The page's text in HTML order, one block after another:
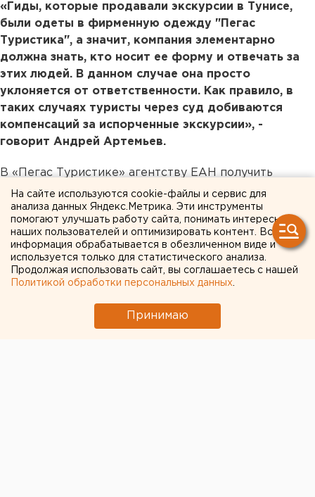
«Гиды, которые продавали экскурсии в Тунисе,
были одеты в фирменную одежду "Пегас
Туристика", а значит, компания элементарно
должна знать, кто носит ее форму и отвечать за
этих людей. В данном случае она просто
уклоняется от ответственности. Как правило, в
таких случаях туристы через суд добиваются
компенсаций за испорченные экскурсии», -
говорит Андрей Артемьев.
В «Пегас Туристике» агентству ЕАН получить
комментарий относительно данной ситуации не
удалось – сначала секретарь компании пообещала
соединить с нужным специалистом, но после
получасового прослушивания музыки связь
оборвалась. Потом, при последующих звонках
женщина просто бросала трубку.
На сайте используются cookie-файлы и сервис для
анализа данных Яндекс.Метрика. Эти инструменты
помогают улучшать работу сайта, понимать интересы
наших пользователей и оптимизировать контент. Вся
информация обрабатывается в обезличенном виде и
используется только для статистического анализа.
Продолжая использовать сайт, вы соглашаетесь с нашей
Политикой обработки персональных данных
Принимаю